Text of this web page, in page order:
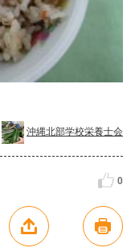
沖縄北部学校栄養士会
0